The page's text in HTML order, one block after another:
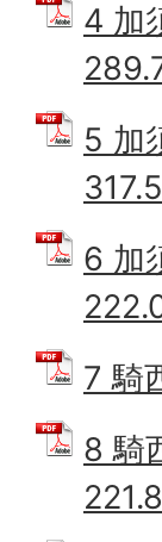
4 加
5 加
6 加
7 騎
8 騎